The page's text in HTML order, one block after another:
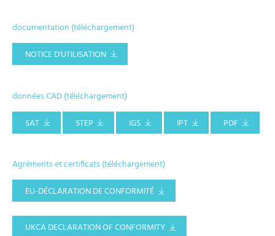
documentation (téléchargement)
NOTICE D'UTILISATION
données CAD (téléchargement)
SAT
STEP IGS IPT PDF
Agréments et certificats (téléchargement)
EU-DÉCLARATION DE CONFORMITÉ
UKCA DECLARATION OF CONFORMITY